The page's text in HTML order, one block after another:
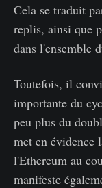
Cela se traduit
replis, ainsi que
dans l'ensemble
Toutefois, il
importante du
peu plus du
met en évidence
l'Ethereum au
manifeste